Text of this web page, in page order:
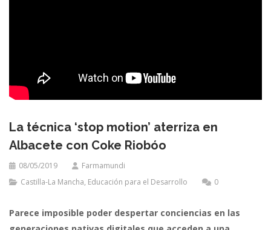
La técnica ‘stop motion’ aterriza en
Albacete con Coke Riobóo
08/05/2019
Farmamundi
Castilla-La Mancha, Educación para el Desarrollo 0
Parece imposible poder despertar conciencias en las